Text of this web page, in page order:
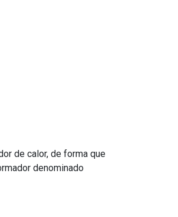
de calor, de forma que
denominado